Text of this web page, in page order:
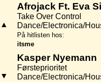
▲
Afrojack Ft. Eva
Take Over Control
Dance/Electronica/
På hitlisten hos:
itsme
▼
Kasper Nyemann
Førsteprioritet
Dance/Electronica/